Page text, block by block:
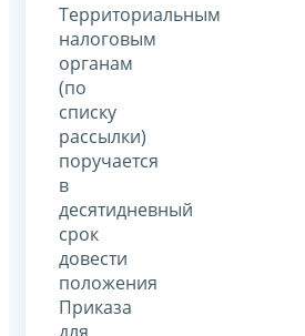
Территориальным
налоговым
органам
(по
списку
рассылки)
поручается
в
десятидневный
срок
довести
положения
Приказа
для